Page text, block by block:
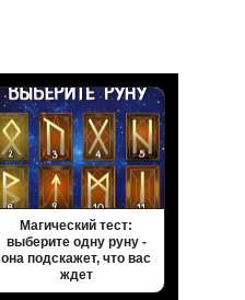
Магический тест:
выберите одну руну -
она подскажет, что вас
ждет